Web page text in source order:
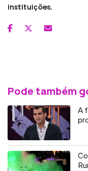
instituições.
Pode também
A